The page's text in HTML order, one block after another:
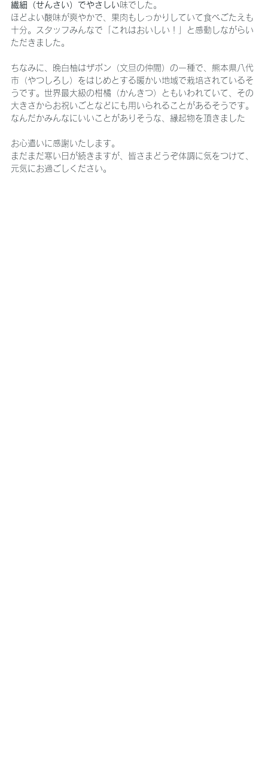
繊細（せんさい）でやさしい味でした。
ほどよい酸味が爽やかで、果肉もしっかりしていて食べごたえも
十分。スタッフみんなで「これはおいしい！」と感動しながらい
ただきました。
ちなみに、晩白柚はザボン（文旦の仲間）の一種で、熊本県八代
市（やつしろし）をはじめとする暖かい地域で栽培されているそ
うです。世界最大級の柑橘（かんきつ）ともいわれていて、その
大きさからお祝いごとなどにも用いられることがあるそうです。
なんだかみんなにいいことがありそうな、縁起物を頂きました
お心遣いに感謝いたします。
まだまだ寒い日が続きますが、皆さまどうぞ体調に気をつけて、
元気にお過ごしください。